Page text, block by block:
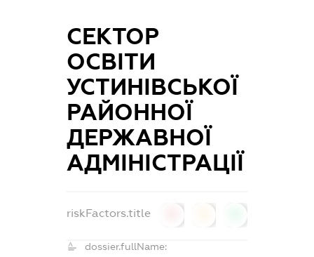
СЕКТОР
ОСВІТИ
УСТИНІВСЬКОЇ
РАЙОННОЇ
ДЕРЖАВНОЇ
АДМІНІСТРАЦІЇ
riskFactors.title
dossier.fullName: